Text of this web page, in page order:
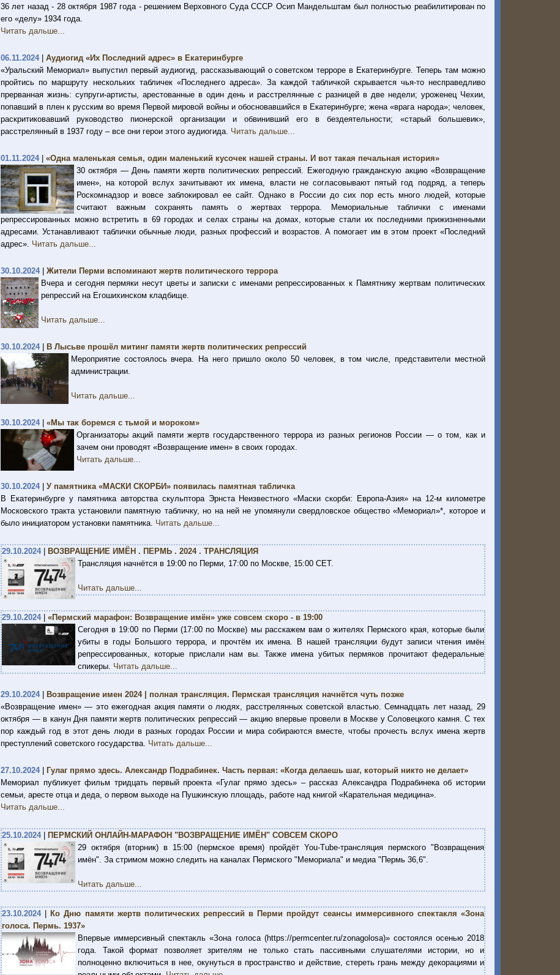
36 лет назад - 28 октября 1987 года - решением Верховного Суда СССР Осип Мандельштам был полностью реабилитирован по
его «делу» 1934 года.
Читать дальше...
06.11.2024| Аудиогид «Их Последний адрес» в Екатеринбурге
«Уральский Мемориал» выпустил первый аудиогид, рассказывающий о советском терроре в Екатеринбурге. Теперь там можно
пройтись по маршруту нескольких табличек «Последнего адреса». За каждой табличкой скрывается чья-то несправедливо
прерванная жизнь: супруги-артисты, арестованные в один день и расстрелянные с разницей в две недели; уроженец Чехии,
попавший в плен к русским во время Первой мировой войны и обосновавшийся в Екатеринбурге; жена «врага народа»; человек,
раскритиковавший руководство пионерской организации и обвинивший его в бездеятельности; «старый большевик»,
расстрелянный в 1937 году – все они герои этого аудиогида. Читать дальше...
01.11.2024| «Одна маленькая семья, один маленький кусочек нашей страны. И вот такая печальная история»
30 октября — День памяти жертв политических репрессий. Ежегодную гражданскую акцию «Возвращение
имен», на которой вслух зачитывают их имена, власти не согласовывают пятый год подряд, а теперь
Роскомнадзор и вовсе заблокировал ее сайт. Однако в России до сих пор есть много людей, которые
считают важным сохранять память о жертвах террора. Мемориальные таблички с именами
репрессированных можно встретить в 69 городах и селах страны на домах, которые стали их последними прижизненными
адресами. Устанавливают таблички обычные люди, разных профессий и возрастов. А помогает им в этом проект «Последний
адрес». Читать дальше...
30.10.2024| Жители Перми вспоминают жертв политического террора
Вчера и сегодня пермяки несут цветы и записки с именами репрессированных к Памятнику жертвам политических
репрессий на Егошихинском кладбище.
Читать дальше...
30.10.2024|
В Лысьве прошёл митинг памяти жертв политических репрессий
Мероприятие состоялось вчера. На него пришло около 50 человек, в том числе, представители местной
администрации.
Читать дальше...
30.10.2024| «Мы так боремся с тьмой и мороком»
Организаторы акций памяти жертв государственного террора из разных регионов России — о том, как и
зачем они проводят «Возвращение имен» в своих городах.
Читать дальше...
30.10.2024| У памятника «МАСКИ СКОРБИ» появилась памятная табличка
В Екатеринбурге у памятника авторства скульптора Эрнста Неизвестного «Маски скорби: Европа-Азия» на 12-м километре
Московского тракта установили памятную табличку, но на ней не упомянули свердловское общество «Мемориал»*, которое и
было инициатором установки памятника. Читать дальше...
29.10.2024|
ВОЗВРАЩЕНИЕ ИМЁН . ПЕРМЬ . 2024 . ТРАНСЛЯЦИЯ
Трансляция начнётся в 19:00 по Перми, 17:00 по Москве, 15:00 CET.
Читать дальше...
29.10.2024| «Пермский марафон: Возвращение имён» уже совсем скоро - в 19:00
Сегодня в 19:00 по Перми (17:00 по Москве) мы расскажем вам о жителях Пермского края, которые были
убиты в годы Большого террора, и прочтём их имена. В нашей трансляции будут записи чтения имён
репрессированных, которые прислали нам вы. Также имена убитых пермяков прочитают федеральные
спикеры. Читать дальше...
29.10.2024|
Возвращение имен 2024 | полная трансляция. Пермская трансляция начнётся чуть позже
«Возвращение имен» — это ежегодная акция памяти о людях, расстрелянных советской властью. Семнадцать лет назад, 29
октября — в канун Дня памяти жертв политических репрессий — акцию впервые провели в Москве у Соловецкого камня. С тех
пор каждый год в этот день люди в разных городах России и мира собираются вместе, чтобы прочесть вслух имена жертв
преступлений советского государства. Читать дальше...
27.10.2024|
Гулаг прямо здесь. Александр Подрабинек. Часть первая: «Когда делаешь шаг, который никто не делает»
Мемориал публикует фильм тридцать первый проекта «Гулаг прямо здесь» – рассказ Александра Подрабинека об истории
семьи, аресте отца и деда, о первом выходе на Пушкинскую площадь, работе над книгой «Карательная медицина».
Читать дальше...
25.10.2024|
ПЕРМСКИЙ ОНЛАЙН-МАРАФОН "ВОЗВРАЩЕНИЕ ИМЁН" СОВСЕМ СКОРО
29 октября (вторник) в 15:00 (пермское время) пройдёт You-Tube-трансляция пермского "Возвращения
имён". За стримом можно следить на каналах Пермского "Мемориала" и медиа "Пермь 36,6".
Читать дальше...
23.10.2024|
Ко Дню памяти жертв политических репрессий в Перми пройдут сеансы иммерсивного спектакля «Зона
голоса. Пермь. 1937»
Впервые иммерсивный спектакль «Зона голоса (https://permcenter.ru/zonagolosa)» состоялся осенью 2018
года. Такой формат позволяет зрителям не только стать пассивными слушателями истории, но и
полноценно включиться в нее, окунуться в пространство и действие, стереть грань между декорациями и